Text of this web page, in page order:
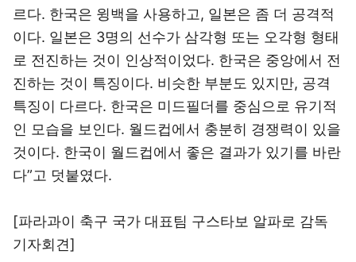
르다. 한국은 윙백을 사용하고, 일본은 좀 더 공격적
이다. 일본은 3명의 선수가 삼각형 또는 오각형 형태
로 전진하는 것이 인상적이었다. 한국은 중앙에서 전
진하는 것이 특징이다. 비슷한 부분도 있지만, 공격
특징이 다르다. 한국은 미드필더를 중심으로 유기적
인 모습을 보인다. 월드컵에서 충분히 경쟁력이 있을
것이다. 한국이 월드컵에서 좋은 결과가 있기를 바란
다”고 덧붙였다.
[파라과이 축구 국가 대표팀 구스타보 알파로 감독
기자회견]